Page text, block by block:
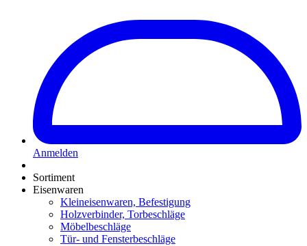
Anmelden
Sortiment
Eisenwaren
Kleineisenwaren, Befestigung
Holzverbinder, Torbeschläge
Möbelbeschläge
Tür- und Fensterbeschläge